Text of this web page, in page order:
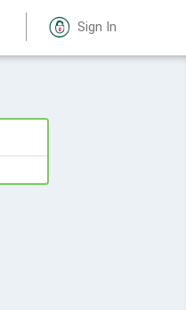
Sign In